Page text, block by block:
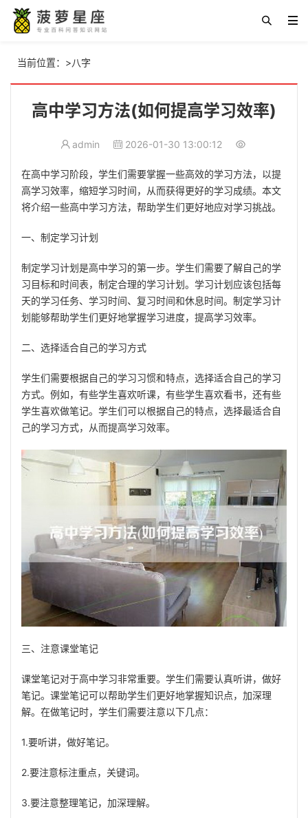
当前位置： >八字
高中学习方法(如何提高学习效率)
admin 2026-01-30 13:00:12
在高中学习阶段，学生们需要掌握一些高效的学习方法，以提
高学习效率，缩短学习时间，从而获得更好的学习成绩。本文
将介绍一些高中学习方法，帮助学生们更好地应对学习挑战。
一、制定学习计划
制定学习计划是高中学习的第一步。学生们需要了解自己的学
习目标和时间表，制定合理的学习计划。学习计划应该包括每
天的学习任务、学习时间、复习时间和休息时间。制定学习计
划能够帮助学生们更好地掌握学习进度，提高学习效率。
二、选择适合自己的学习方式
学生们需要根据自己的学习习惯和特点，选择适合自己的学习
方式。例如，有些学生喜欢听课，有些学生喜欢看书，还有些
学生喜欢做笔记。学生们可以根据自己的特点，选择最适合自
己的学习方式，从而提高学习效率。
三、注意课堂笔记
课堂笔记对于高中学习非常重要。学生们需要认真听讲，做好
笔记。课堂笔记可以帮助学生们更好地掌握知识点，加深理
解。在做笔记时，学生们需要注意以下几点：
1.要听讲，做好笔记。
2.要注意标注重点，关键词。
3.要注意整理笔记，加深理解。